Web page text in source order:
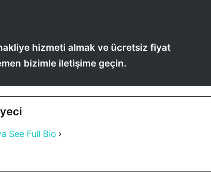
hizmeti almak ve ücretsiz fiyat
bizimle iletişime geçin.
See Full Bio